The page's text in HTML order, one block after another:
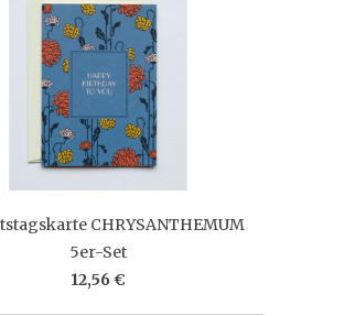
CHRYSANTHEMUM
5er-Set
12,56 €